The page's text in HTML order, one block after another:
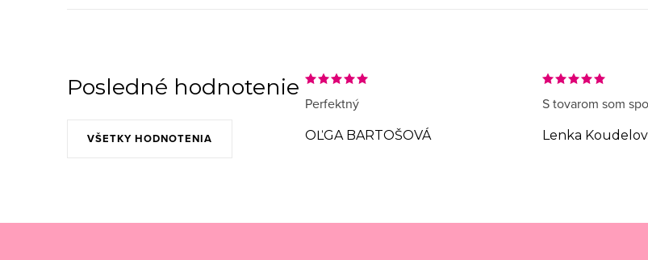
Posledné hodnotenie
VŠETKY HODNOTENIA
Perfektný
OĽGA BARTOŠOVÁ
S tovarom som
Lenka